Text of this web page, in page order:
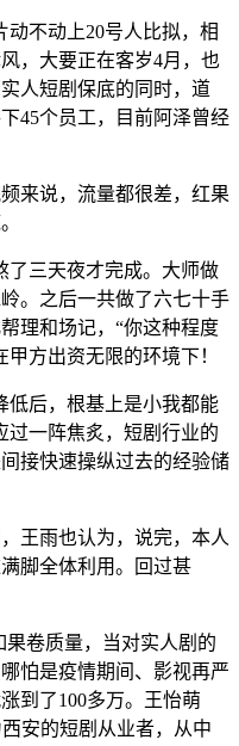
不动上20号人比拟，相
，大要正在客岁4月，也
人短剧保底的同时，道
45个员工，目前阿泽曾经
说，流量都很差，红果
三天夜才完成。大师做
。之后一共做了六七十手
理和场记，“你这种程度
方出资无限的环境下！
后，根基上是小我都能
过一阵焦炙，短剧行业的
接快速操纵过去的经验储
雨也认为，说完，本人
脚全体利用。回过甚
卷质量，当对实人剧的
怕是疫情期间、影视再严
到了100多万。王怡萌
安的短剧从业者，从中